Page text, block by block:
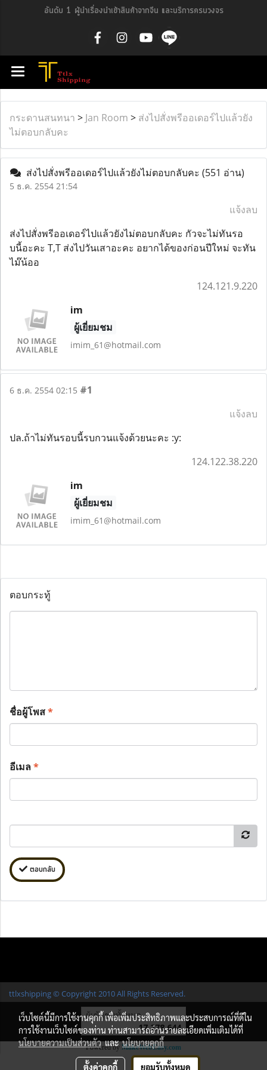
อันดับ 1 ผู้นำเรื่องนำเข้าสินค้าจากจีน และบริการครบวงจร
กระดานสนทนา > Jan Room > ส่งไปสั่งพรีออเดอร์ไปแล้วยัง
ไม่ตอบกลับคะ
ส่งไปสั่งพรีออเดอร์ไปแล้วยังไม่ตอบกลับคะ (551 อ่าน)
5 ธ.ค. 2554 21:54
แจ้งลบ
ส่งไปสั่งพรีออเดอร์ไปแล้วยังไม่ตอบกลับคะ กัวจะไม่ทันรอ
บนี้อะคะ T,T ส่งไปวันเสาอะคะ อยากได้ของก่อนปีใหม่ จะทัน
ไม๊น้ออ
124.121.9.220
im
ผู้เยี่ยมชม
imim_61@hotmail.com
6 ธ.ค. 2554 02:15 #1
แจ้งลบ
ปล.ถ้าไม่ทันรอบนี้รบกวนแจ้งด้วยนะคะ :y:
124.122.38.220
im
ผู้เยี่ยมชม
imim_61@hotmail.com
ตอบกระทู้
ชื่อผู้โพส*
อีเมล*
ตอบกลับ
ttlxshipping © Copyright 2010 All Rights Reserved.
ผู้เข้าชมทั้งหมด
17,278,644
Powered by MakeWebEasy.com
เว็บไซต์นี้มีการใช้งานคุกกี้ เพื่อเพิ่มประสิทธิภาพและประสบการณ์ที่ดีใน
การใช้งานเว็บไซต์ของท่าน ท่านสามารถอ่านรายละเอียดเพิ่มเติมได้ที่
นโยบายความเป็นส่วนตัวและนโยบายคุกกี้
ตั้งค่าคุกกี้ ยอมรับทั้งหมด